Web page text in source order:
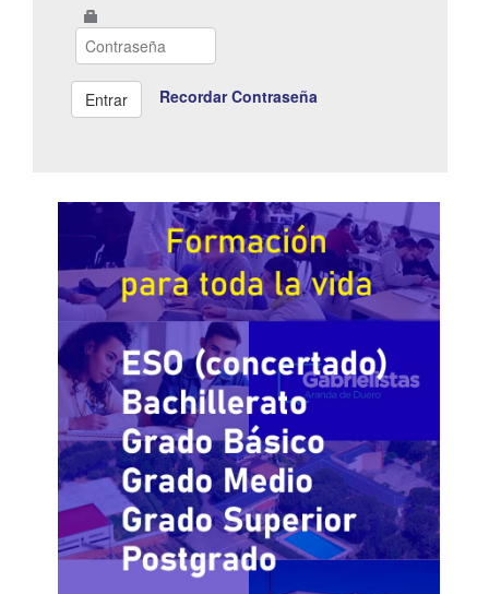
Recordar Contraseña